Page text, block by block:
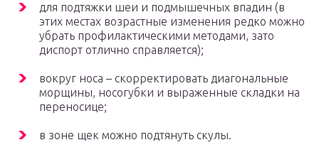
для подтяжки шеи и подмышечных впадин (в
этих местах возрастные изменения редко можно
убрать профилактическими методами, зато
диспорт отлично справляется);
вокруг носа – скорректировать диагональные
морщины, носогубки и выраженные складки на
переносице;
в зоне щек можно подтянуть скулы.